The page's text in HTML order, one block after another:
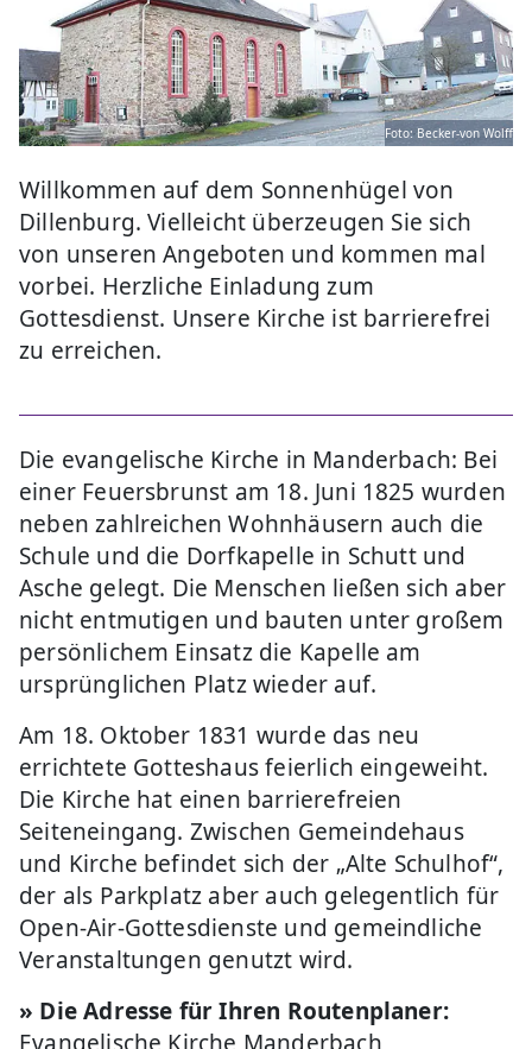
Foto: Becker-von Wolff
Willkommen auf dem Sonnenhügel von
Dillenburg. Vielleicht überzeugen Sie sich
von unseren Angeboten und kommen mal
vorbei. Herzliche Einladung zum
Gottesdienst. Unsere Kirche ist barrierefrei
zu erreichen.
Die evangelische Kirche in Manderbach: Bei
einer Feuersbrunst am 18. Juni 1825 wurden
neben zahlreichen Wohnhäusern auch die
Schule und die Dorfkapelle in Schutt und
Asche gelegt. Die Menschen ließen sich aber
nicht entmutigen und bauten unter großem
persönlichem Einsatz die Kapelle am
ursprünglichen Platz wieder auf.
Am 18. Oktober 1831 wurde das neu
errichtete Gotteshaus feierlich eingeweiht.
Die Kirche hat einen barrierefreien
Seiteneingang. Zwischen Gemeindehaus
und Kirche befindet sich der „Alte Schulhof“,
der als Parkplatz aber auch gelegentlich für
Open-Air-Gottesdienste und gemeindliche
Veranstaltungen genutzt wird.
» Die Adresse für Ihren Routenplaner: